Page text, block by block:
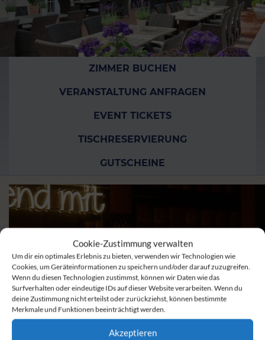
Cookie-Zustimmung verwalten
Um dir ein optimales Erlebnis zu bieten, verwenden wir Technologien wie
Cookies, um Geräteinformationen zu speichern und/oder darauf zuzugreifen.
Wenn du diesen Technologien zustimmst, können wir Daten wie das
Surfverhalten oder eindeutige IDs auf dieser Website verarbeiten. Wenn du
deine Zustimmung nicht erteilst oder zurückziehst, können bestimmte
Merkmale und Funktionen beeinträchtigt werden.
Akzeptieren
ZIMMER BUCHEN
VERANSTALTUNG ANFRAGEN
EVENT TICKETS
TISCHRESERVIERUNG
GUTSCHEINE